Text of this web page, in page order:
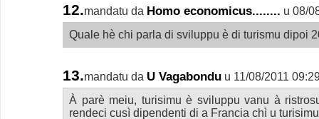
12.mandatu da Homo economicus........ u 08/
Quale hè chi parla di sviluppu è di turismu dipoi
13.mandatu da U Vagabondu u 11/08/2011
À parè meiu, turisimu è sviluppu vanu à
rendeci cusì dipendenti di a Francia chì u